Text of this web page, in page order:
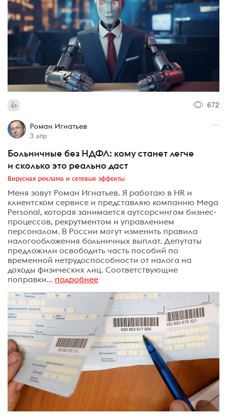
672
Роман Игнатьев
3 апр
Больничные без НДФЛ: кому станет легче
и сколько это реально даст
Вирусная реклама и сетевые эффекты
Меня зовут Роман Игнатьев. Я работаю в HR и
клиентском сервисе и представляю компанию Mega
Personal, которая занимается аутсорсингом бизнес-
процессов, рекрутментом и управлением
персоналом. В России могут изменить правила
налогообложения больничных выплат. Депутаты
предложили освободить часть пособий по
временной нетрудоспособности от налога на
доходы физических лиц. Соответствующие
поправки... подробнее